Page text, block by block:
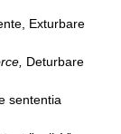
Exturbare
Deturbare
sententia